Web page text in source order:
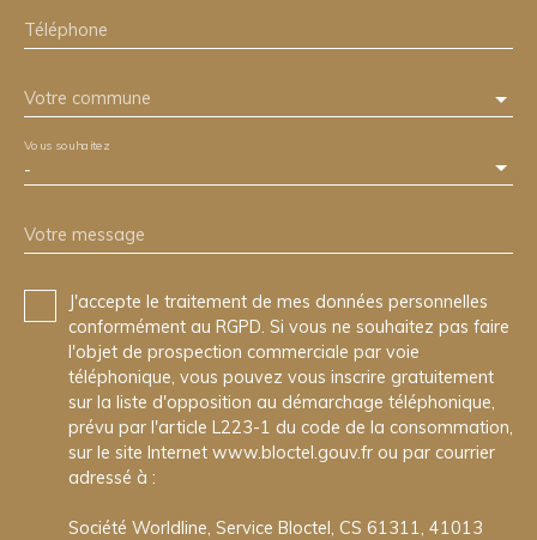
Téléphone
Votre commune
-
Vous souhaitez
Votre message
J'accepte le traitement de mes données personnelles
conformément au RGPD. Si vous ne souhaitez pas faire
l'objet de prospection commerciale par voie
téléphonique, vous pouvez vous inscrire gratuitement
sur la liste d'opposition au démarchage téléphonique,
prévu par l'article L223-1 du code de la consommation,
sur le site Internet www.bloctel.gouv.fr ou par courrier
adressé à :
Société Worldline, Service Bloctel, CS 61311, 41013